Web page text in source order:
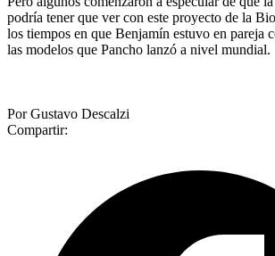
podría tener que ver con este proyecto de la
los tiempos en que Benjamín estuvo en pareja
las modelos que Pancho lanzó a nivel mundial.
Por Gustavo Descalzi
Compartir: